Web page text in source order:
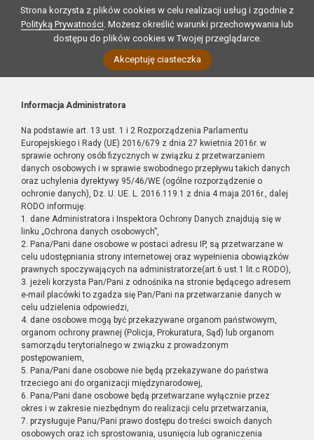
Strona korzysta z plików cookies w celu realizacji usług i zgodnie z
Polityką Prywatności. Możesz określić warunki przechowywania lub
dostępu do plików cookies w Twojej przeglądarce.
Akceptuję ciasteczka
Informacja Administratora
Na podstawie art. 13 ust. 1 i 2 Rozporządzenia Parlamentu
Europejskiego i Rady (UE) 2016/679 z dnia 27 kwietnia 2016r. w
sprawie ochrony osób fizycznych w związku z przetwarzaniem
danych osobowych i w sprawie swobodnego przepływu takich danych
oraz uchylenia dyrektywy 95/46/WE (ogólne rozporządzenie o
ochronie danych), Dz. U. UE. L. 2016.119.1 z dnia 4 maja 2016r., dalej
RODO informuję:
1. dane Administratora i Inspektora Ochrony Danych znajdują się w
linku „Ochrona danych osobowych”,
2. Pana/Pani dane osobowe w postaci adresu IP, są przetwarzane w
celu udostępniania strony internetowej oraz wypełnienia obowiązków
prawnych spoczywających na administratorze(art.6 ust.1 lit.c RODO),
3. jeżeli korzysta Pan/Pani z odnośnika na stronie będącego adresem
e-mail placówki to zgadza się Pan/Pani na przetwarzanie danych w
celu udzielenia odpowiedzi,
4. dane osobowe mogą być przekazywane organom państwowym,
organom ochrony prawnej (Policja, Prokuratura, Sąd) lub organom
samorządu terytorialnego w związku z prowadzonym
postępowaniem,
5. Pana/Pani dane osobowe nie będą przekazywane do państwa
trzeciego ani do organizacji międzynarodowej,
6. Pana/Pani dane osobowe będą przetwarzane wyłącznie przez
okres i w zakresie niezbędnym do realizacji celu przetwarzania,
7. przysługuje Panu/Pani prawo dostępu do treści swoich danych
osobowych oraz ich sprostowania, usunięcia lub ograniczenia